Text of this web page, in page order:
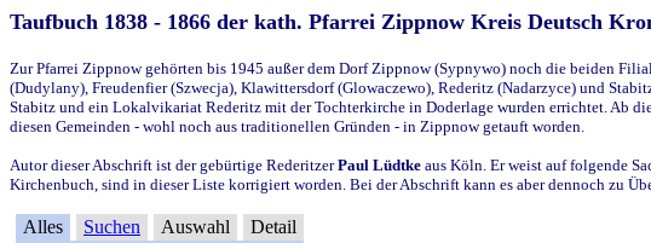
Taufbuch 1838 - 1866 der kath. Pfarrei Zippnow Kreis Deutsch
Zur Pfarrei Zippnow gehörten bis 1945 außer dem Dorf Zippnow (Sypnywo) noch die beiden
(Dudylany), Freudenfier (Szwecja), Klawittersdorf (Glowaczewo), Rederitz (Nadarzyce) und
Stabitz und ein Lokalvikariat Rederitz mit der Tochterkirche in Doderlage wurden errichtet. Ab
diesen Gemeinden - wohl noch aus traditionellen Gründen - in Zippnow getauft worden.
Autor dieser Abschrift ist der gebürtige RederitzerPaul Lüdtke aus Köln. Er weist auf folgende
Kirchenbuch, sind in dieser Liste korrigiert worden. Bei der Abschrift kann es aber dennoch zu
Alles Suchen Auswahl Detail